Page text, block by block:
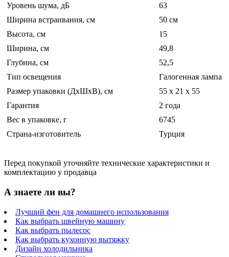
Уровень шума, дБ
63
Ширина встраивания, см
50 см
Высота, см
15
Ширина, см
49,8
Глубина, см
52,5
Тип освещения
Галогенная лампа
Размер упаковки (ДхШхВ), см
55 x 21 x 55
Гарантия
2 года
Вес в упаковке, г
6745
Страна-изготовитель
Турция
Перед покупкой уточняйте технические характеристики и
комплектацию у продавца
А знаете ли вы?
Лучший фен для домашнего использования
Как выбрать швейную машину
Как выбрать пылесос
Как выбрать кухонную вытяжку
Дизайн холодильника